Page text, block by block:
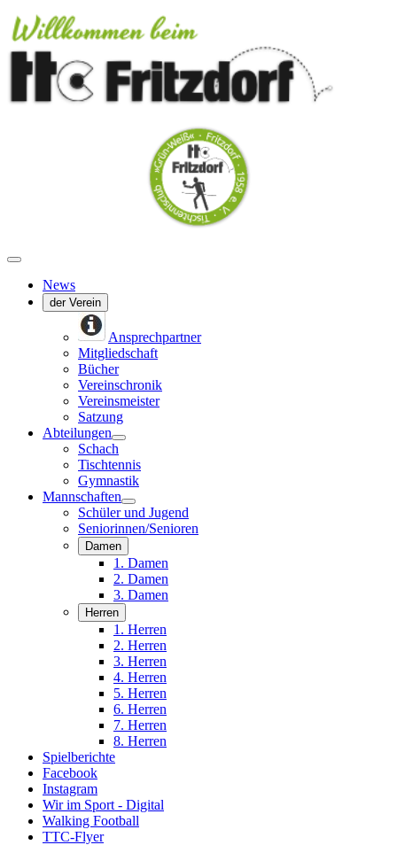
News
der Verein
Ansprechpartner
Mitgliedschaft
Bücher
Vereinschronik
Vereinsmeister
Satzung
Abteilungen
Schach
Tischtennis
Gymnastik
Mannschaften
Schüler und Jugend
Seniorinnen/Senioren
Damen
1. Damen
2. Damen
3. Damen
Herren
1. Herren
2. Herren
3. Herren
4. Herren
5. Herren
6. Herren
7. Herren
8. Herren
Spielberichte
Facebook
Instagram
Wir im Sport - Digital
Walking Football
TTC-Flyer